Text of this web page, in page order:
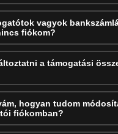
vagyok
fiókom?
a támogatási
hogyan tudom
fiókomban?